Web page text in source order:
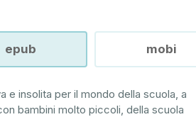
epub mobi
e insolita per il mondo della scuola, a
bambini molto piccoli, della scuola